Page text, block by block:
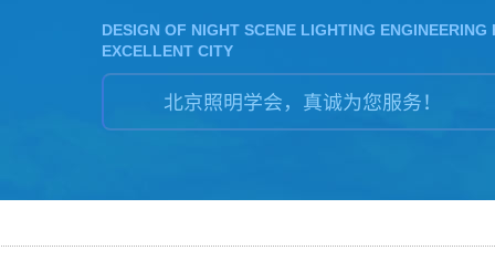
DESIGN OF NIGHT SCENE LIGHTING ENGINEERING
EXCELLENT CITY
北京照明学会，真诚为您服务！